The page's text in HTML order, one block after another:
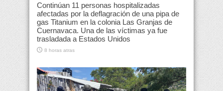
Continúan 11 personas hospitalizadas
afectadas por la deflagración de una pipa de
gas Titanium en la colonia Las Granjas de
Cuernavaca. Una de las víctimas ya fue
trasladada a Estados Unidos
8 horas atras